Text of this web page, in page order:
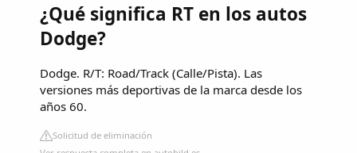
¿Qué significa RT en los autos
Dodge?
Dodge. R/T: Road/Track (Calle/Pista). Las
versiones más deportivas de la marca desde los
años 60.
Solicitud de eliminación